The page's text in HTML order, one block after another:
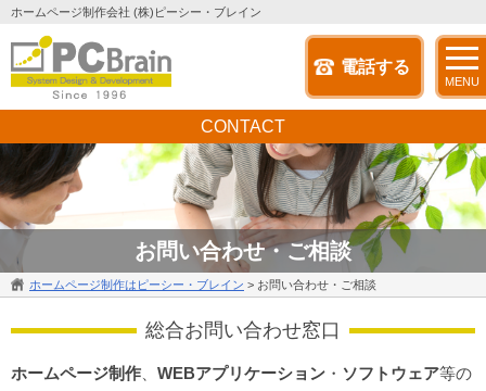
ホームページ制作会社 (株)ピーシー・ブレイン
電話する
MENU
お問い合わせ・ご相談
CONTACT
ホームページ制作はピーシー・ブレイン > お問い合わせ・ご相談
総合お問い合わせ窓口
ホームページ制作 WEBアプリケーション ・ ソフトウェア等の